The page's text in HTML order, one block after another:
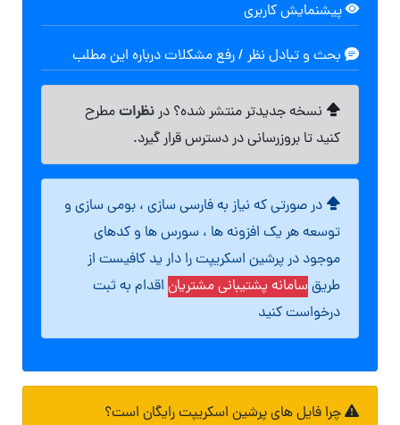
پیشنمایش کاربری
بحث و تبادل نظر / رفع مشکلات درباره این مطلب
نسخه جدیدتر منتشر شده؟ درنظراتمطرح
کنید تا بروزرسانی در دسترس قرار گیرد.
در صورتی که نیاز به فارسی سازی ، بومی سازی و
توسعه هر یک افزونه ها ، سورس ها و کدهای
موجود در پرشین اسکریپت را دار ید کافیست از
طریقسامانه پشتیبانی مشتریان اقدام به ثبت
درخواست کنید
چرا فایل های پرشین اسکریپت رایگان است؟